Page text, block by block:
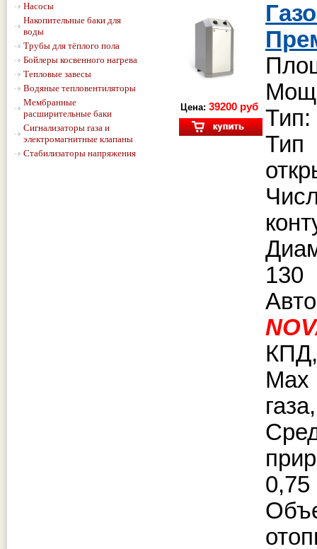
Насосы
Накопительные баки для
воды
Трубы для тёплого пола
Бойлеры косвенного нагрева
Тепловые завесы
Водяные тепловентиляторы
Мембранные
расширительные баки
Сигнализаторы газа и
электромагнитные клапаны
Стабилизаторы напряжения
Цена: 39200 руб
Тип:
130
0,75